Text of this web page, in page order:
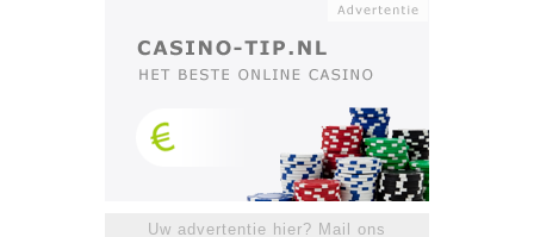
Uw advertentie hier? Mail ons